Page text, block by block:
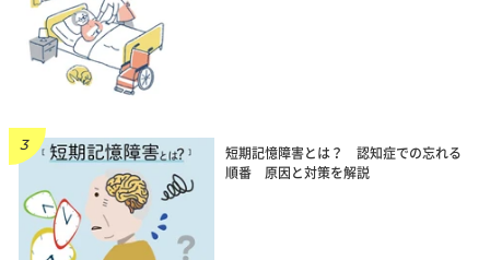
短期記憶障害とは？ 認知症での忘れる
順番 原因と対策を解説